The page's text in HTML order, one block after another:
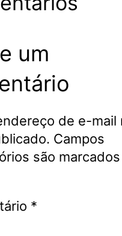
um
de e-mail
Campos
são
*